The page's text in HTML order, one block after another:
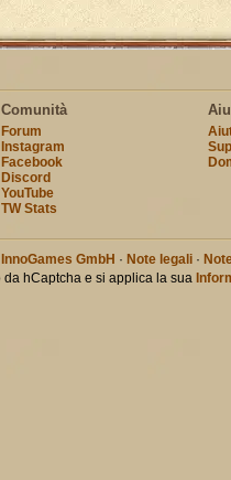
Comunità
Forum
Instagram
Facebook
Discord
YouTube
TW Stats
InnoGames GmbH · Note legali·
da hCaptcha e si applica la sua